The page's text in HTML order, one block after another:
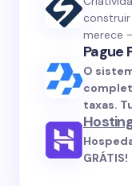
merece
Pague
O
taxas.
GRÁTIS!